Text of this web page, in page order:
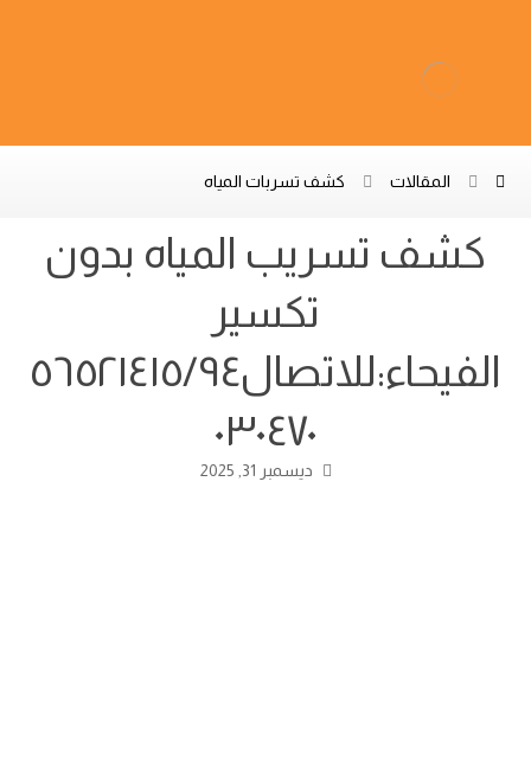
المقالات كشف تسربات المياه
كشف تسريب المياه بدون
تكسير
الفيحاء:للاتصال٥٦٥٢١٤١٥/٩٤
٠٣٠٤٧٠
ديسمبر 31, 2025